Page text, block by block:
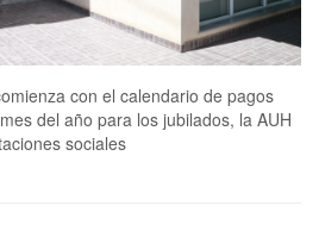
con el calendario de pagos
del año para los jubilados, la AUH
sociales